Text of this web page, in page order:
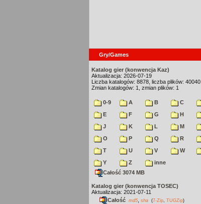
Gry/Games
Katalog gier (konwencja Kaz)
Aktualizacja: 2026-07-19
Liczba katalogów: 8878, liczba plików: 40040
Zmian katalogów: 1, zmian plików: 1
0-9 A B C
E
F G H
J
K L M
O
P Q R
T
U V W
Y
Z
inne
Całość 3074 MB
Katalog gier (konwencja TOSEC)
Aktualizacja: 2021-07-11
Całość md5 sha (7-Zip TUGZip)